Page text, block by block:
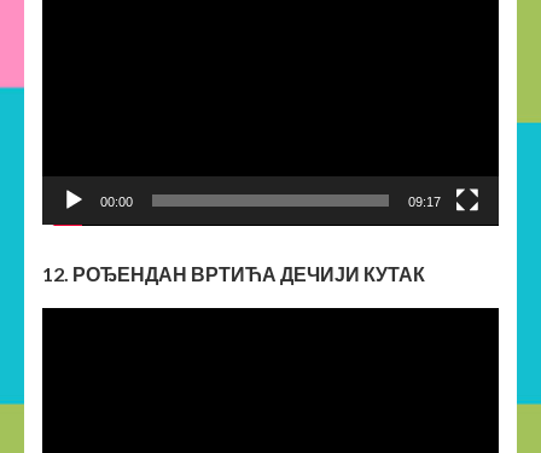
00:00 09:17
12. РОЂЕНДАН ВРТИЋА ДЕЧИЈИ КУТАК